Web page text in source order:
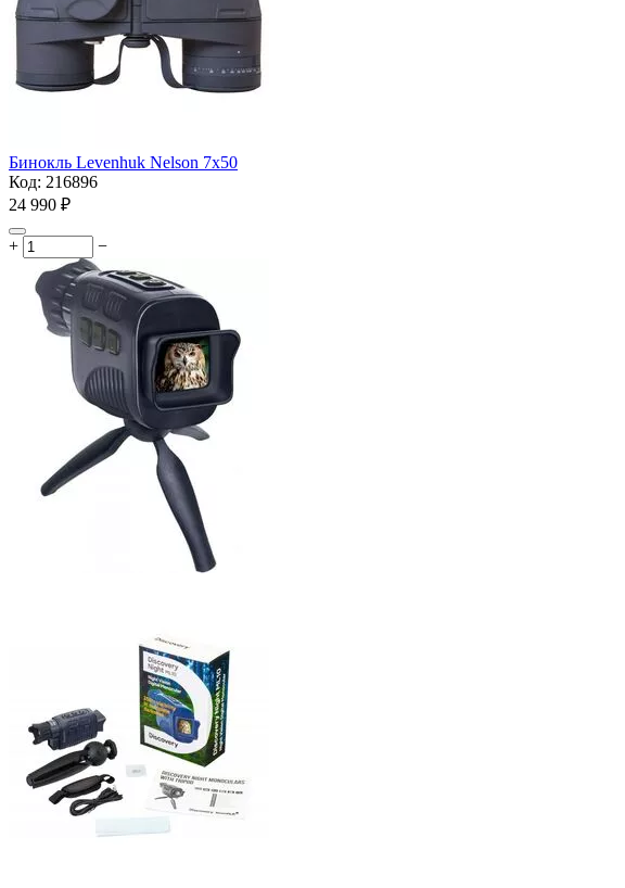
Бинокль Levenhuk Nelson 7x50
Код: 216896
24 990 ₽
+ −